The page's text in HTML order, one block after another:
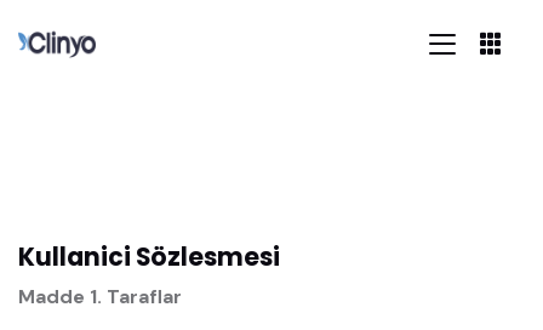
Kullanici Sözlesmesi
Madde 1. Taraflar